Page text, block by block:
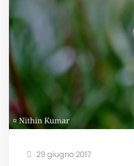
29 giugno 2017